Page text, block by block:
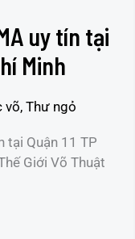
uy tín tại
Minh
võ, Thư ngỏ
tại Quận 11 TP
Giới Võ Thuật